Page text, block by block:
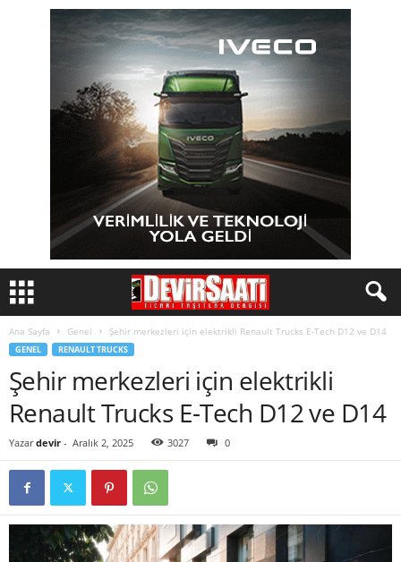
Ana Sayfa Genel Şehir merkezleri için elektrikli Renault Trucks E-Tech D12 ve D14
GENEL RENAULT TRUCKS
Şehir merkezleri için elektrikli
Renault Trucks E-Tech D12 ve D14
Yazar devir - Aralık 2, 2025 3027 0